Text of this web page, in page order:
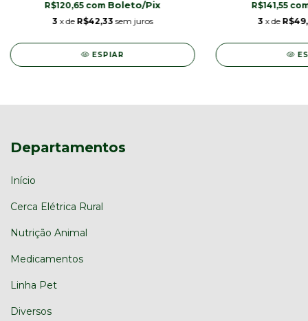
R$120,65 com
3 x de R$42,33 sem juros
ESPIAR
R$141,55
3 x de
Departamentos
Início
Cerca Elétrica Rural
Nutrição Animal
Medicamentos
Linha Pet
Diversos